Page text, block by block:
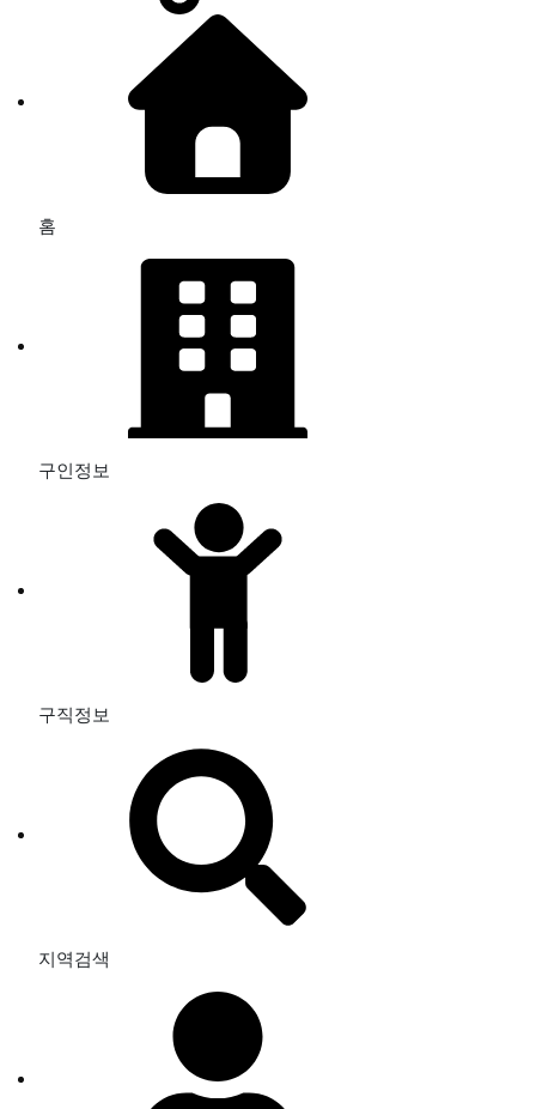
홈
구인정보
구직정보
지역검색